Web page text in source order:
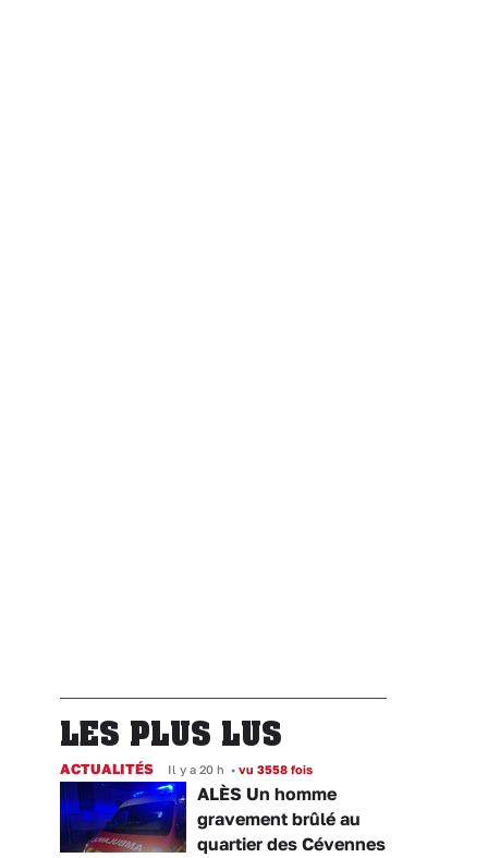
LES PLUS LUS
ACTUALITÉS Il y a 20 h • vu 3558 fois
ALÈS Un homme
gravement brûlé au
quartier des Cévennes